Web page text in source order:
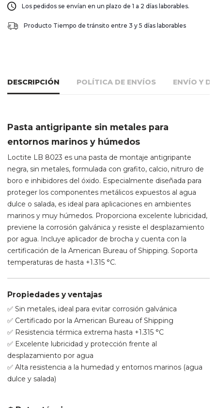
Los pedidos se envían en un plazo de 1 a 2 días laborables.
Producto Tiempo de tránsito entre 3 y 5 días laborables
DESCRIPCIÓN POLÍTICA DE ENVÍOS ENVÍO Y
Pasta antigripante sin metales para
entornos marinos y húmedos
Loctite LB 8023 es una pasta de montaje antigripante
negra, sin metales, formulada con grafito, calcio, nitruro de
boro e inhibidores del óxido. Especialmente diseñada para
proteger los componentes metálicos expuestos al agua
dulce o salada, es ideal para aplicaciones en ambientes
marinos y muy húmedos. Proporciona excelente lubricidad,
previene la corrosión galvánica y resiste el desplazamiento
por agua. Incluye aplicador de brocha y cuenta con la
certificación de la American Bureau of Shipping. Soporta
temperaturas de hasta +1.315 °C.
Propiedades y ventajas
✅ Sin metales, ideal para evitar corrosión galvánica
✅ Certificado por la American Bureau of Shipping
✅ Resistencia térmica extrema hasta +1.315 °C
✅ Excelente lubricidad y protección frente al
desplazamiento por agua
✅ Alta resistencia a la humedad y entornos marinos (agua
dulce y salada)